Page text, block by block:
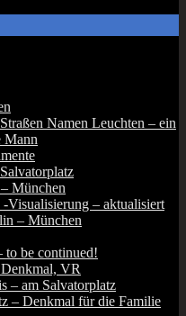
Namen Leuchten – ein
Mann
München
– aktualisiert
– München
to be continued!
VR
– am Salvatorplatz
– Denkmal für die Familie